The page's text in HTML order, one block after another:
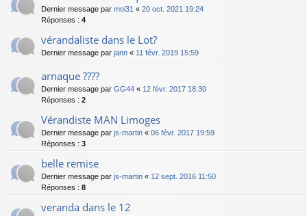
Dernier message par moi31 « 20 oct. 2021 19:24
Réponses : 4
vérandaliste dans le Lot?
Dernier message par jann « 11 févr. 2019 15:59
arnaque ????
Dernier message par GG44 « 12 févr. 2017 18:30
Réponses : 2
Vérandiste MAN Limoges
Dernier message par js-martin « 06 févr. 2017 19:59
Réponses : 3
belle remise
Dernier message par js-martin « 12 sept. 2016 11:50
Réponses : 8
veranda dans le 12